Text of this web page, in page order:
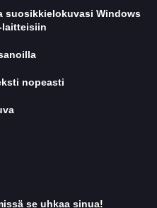
suosikkielokuvasi Windows
laitteisiin
nopeasti
se uhkaa sinua!